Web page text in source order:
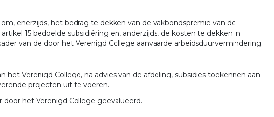
enerzijds, het bedrag te dekken van de vakbondspremie van de
15 bedoelde subsidiëring en, anderzijds, de kosten te dekken in
van de door het Verenigd College aanvaarde arbeidsduurvermindering.
Verenigd College, na advies van de afdeling, subsidies toekennen aan
projecten uit te voeren.
het Verenigd College geëvalueerd.